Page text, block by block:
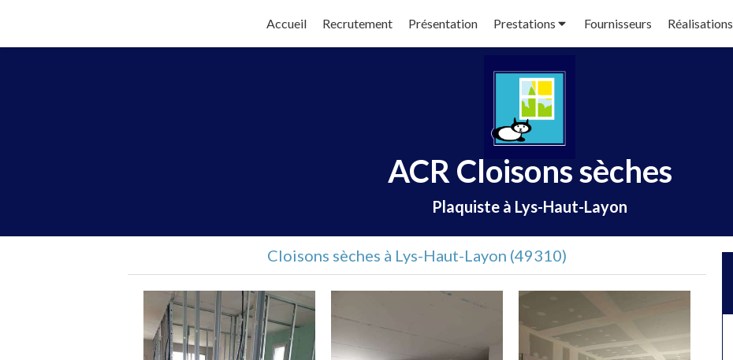
Accueil Recrutement Présentation Prestations Fournisseurs Réalisations
ACR Cloisons sèches
Plaquiste à Lys-Haut-Layon
Cloisons sèches à Lys-Haut-Layon (49310)